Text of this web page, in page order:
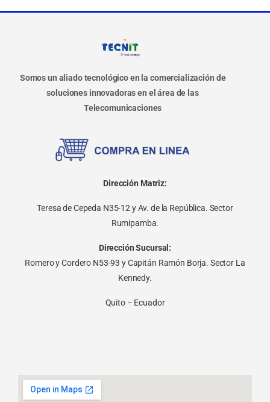
Somos un aliado tecnológico en la comercialización de
soluciones innovadoras en el área de las
Telecomunicaciones
Dirección Matriz:
Teresa de Cepeda N35-12 y Av. de la República. Sector
Rumipamba.
Dirección Sucursal:
Romero y Cordero N53-93 y Capitán Ramón Borja. Sector La
Kennedy.
Quito – Ecuador